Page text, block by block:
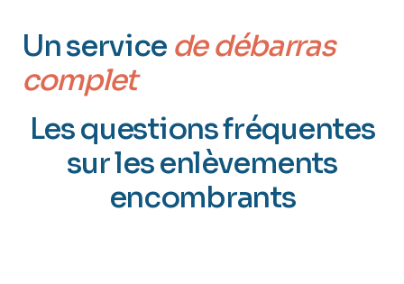
Un service de débarras
complet
Les questions fréquentes
sur les enlèvements
encombrants